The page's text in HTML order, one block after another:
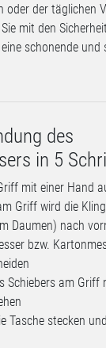
oder der täglichen
mit den
eine schonende und
des
in 5
mit einer Hand
Griff wird die
Daumen) nach
bzw.
Schiebers am Griff
Tasche stecken